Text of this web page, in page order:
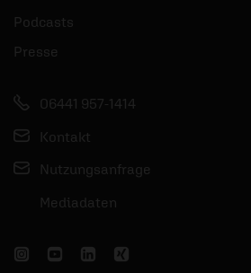
Podcasts
Presse
06441 957-1414
Kontakt
Nutzungsanfrage
Mediadaten